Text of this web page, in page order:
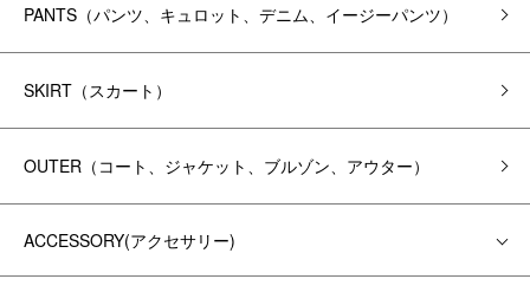
PANTS（パンツ、キュロット、デニム、イージーパンツ）
SKIRT（スカート）
OUTER（コート、ジャケット、ブルゾン、アウター）
ACCESSORY(アクセサリー)